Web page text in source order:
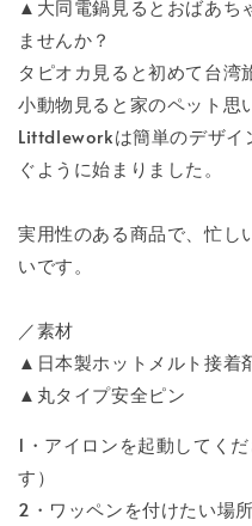
▲大同電鍋見るとおばあち
ませんか？
タピオカ見ると初めて台湾
小動物見ると家のペット思
Littdleworkは簡単のデザイ
ぐように始まりました。
実用性のある商品で、忙し
いです。
／素材
▲日本製ホットメルト接着
▲丸タイプ安全ピン
1・アイロンを起動してく
す）
2・ワッペンを付けたい場